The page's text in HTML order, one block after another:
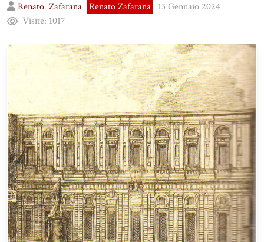
Renato Zafarana Renato Zafarana
13 Gennaio 2024
Visite: 1017